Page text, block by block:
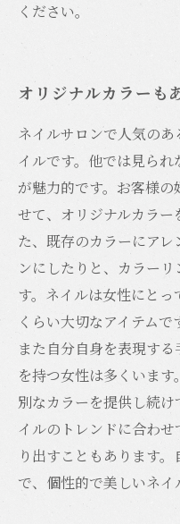
ください。
オリジナルカラーも
ネイルサロンで人気の
イルです。他では見ら
が魅力的です。お客様
せて、オリジナルカラー
た、既存のカラーにア
ンにしたりと、カラー
す。ネイルは女性にと
くらい大切なアイテムで
また自分自身を表現す
を持つ女性は多くいま
別なカラーを提供し続
イルのトレンドに合わ
り出すこともあります
で、個性的で美しいネイ